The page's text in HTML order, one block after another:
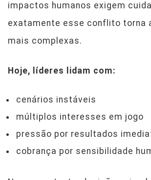
impactos humanos exigem
exatamente esse conflito torna
mais complexas.
Hoje, líderes lidam com:
cenários instáveis
múltiplos interesses em jogo
pressão por resultados
cobrança por sensibilidade